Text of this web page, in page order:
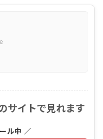
サイトで見れます
ル中 ／